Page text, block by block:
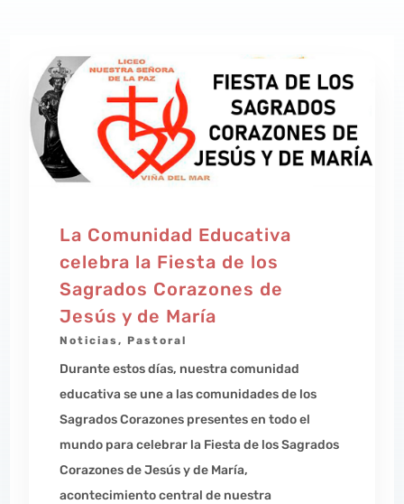
La Comunidad Educativa
celebra la Fiesta de los
Sagrados Corazones de
Jesús y de María
Noticias,Pastoral
Durante estos días, nuestra comunidad
educativa se une a las comunidades de los
Sagrados Corazones presentes en todo el
mundo para celebrar la Fiesta de los Sagrados
Corazones de Jesús y de María,
acontecimiento central de nuestra